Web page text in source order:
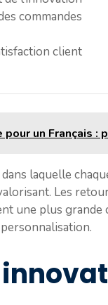
commandes
client
un Français :
laquelle
Les
une plus grande